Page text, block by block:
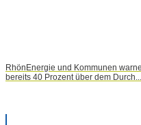
RhönEnergie und Kommunen
bereits 40 Prozent über dem Durch...